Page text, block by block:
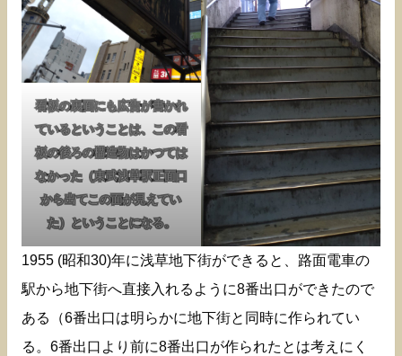
看板の裏面にも広告が書かれ
ているということは、この看
板の後ろの構造物はかつては
なかった（東武浅草駅正面口
から出てこの面が見えてい
た）ということになる。
1955 (昭和30)年に浅草地下街ができると、路面電車の
駅から地下街へ直接入れるように8番出口ができたので
ある（6番出口は明らかに地下街と同時に作られてい
る。6番出口より前に8番出口が作られたとは考えにく